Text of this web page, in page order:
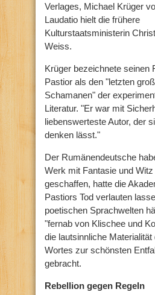
Verlages, Michael Krüger
Laudatio hielt die frühere
Kulturstaatsministerin
Weiss.
Krüger bezeichnete seinen
Pastior als den "letzten
Schamanen" der
Literatur. "Er war mit
liebenswerteste Autor, der
denken lässt."
Der Rumänendeutsche
Werk mit Fantasie und Witz
geschaffen, hatte die
Pastiors Tod verlauten
poetischen Sprachwelten
"fernab von Klischee und
die lautsinnliche Materialität
Wortes zur schönsten
gebracht.
Rebellion gegen Regeln